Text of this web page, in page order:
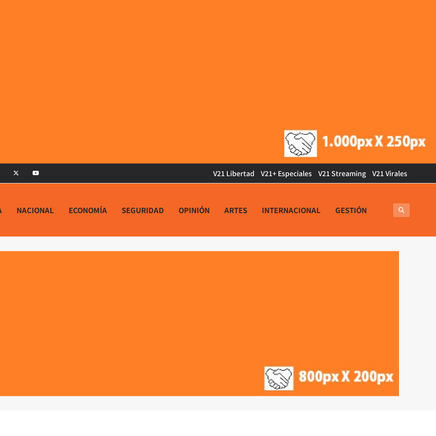
V21 Libertad V21+ Especiales V21 Streaming V21 Virales
NACIONAL ECONOMÍA SEGURIDAD OPINIÓN ARTES INTERNACIONAL GESTIÓN